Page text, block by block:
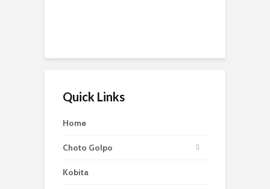
Quick Links
Home
Choto Golpo
Kobita